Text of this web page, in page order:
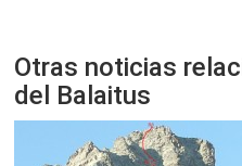
Otras noticias
del Balaitus